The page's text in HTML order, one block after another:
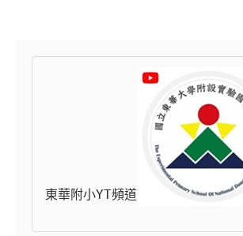
東華附小YT頻道